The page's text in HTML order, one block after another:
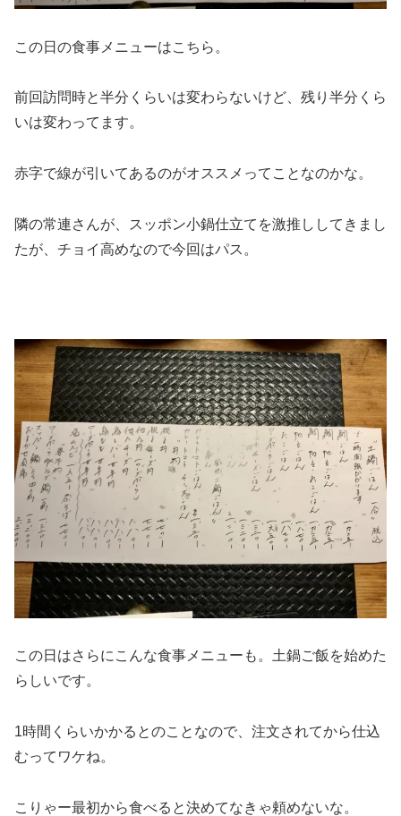
この日の食事メニューはこちら。
前回訪問時と半分くらいは変わらないけど、残り半分くら
いは変わってます。
赤字で線が引いてあるのがオススメってことなのかな。
隣の常連さんが、スッポン小鍋仕立てを激推ししてきまし
たが、チョイ高めなので今回はパス。
この日はさらにこんな食事メニューも。土鍋ご飯を始めた
らしいです。
1時間くらいかかるとのことなので、注文されてから仕込
むってワケね。
こりゃー最初から食べると決めてなきゃ頼めないな。